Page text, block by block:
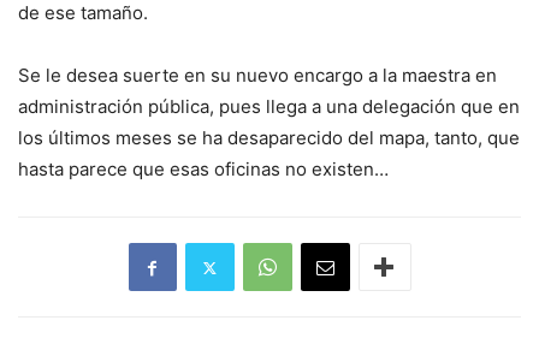
de ese tamaño.
Se le desea suerte en su nuevo encargo a la maestra en
administración pública, pues llega a una delegación que en
los últimos meses se ha desaparecido del mapa, tanto, que
hasta parece que esas oficinas no existen…